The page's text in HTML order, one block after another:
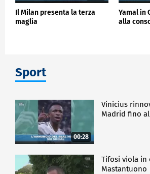
Il Milan presenta la terza
maglia
Yamal in
alla
Sport
00:28
Vinicius
Madrid fino
Tifosi viola in
Mastantuono